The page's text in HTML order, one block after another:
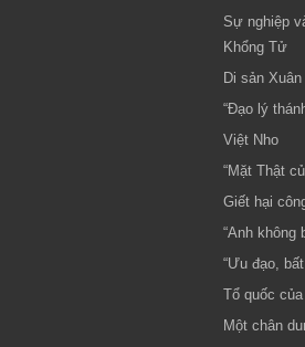
Sự nghiệp
Khổng Tử
Di sản
“Đạo lý
Việt Nho
“Mặt Thật
Giết hại
“Anh không
“Ưu đạo,
Tổ quốc
Một chân